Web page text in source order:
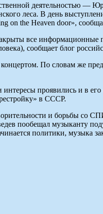
деятельностью
леса. В день
on the Heaven door»,
все
сообщает блог
По словам же
проявились и в
в СССР.
и борьбы со
пообещал музыканту
политики, музыка